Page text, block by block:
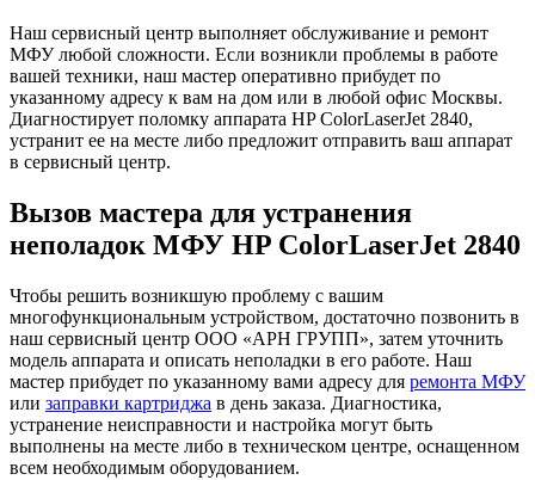
Наш сервисный центр выполняет обслуживание и ремонт
МФУ любой сложности. Если возникли проблемы в работе
вашей техники, наш мастер оперативно прибудет по
указанному адресу к вам на дом или в любой офис Москвы.
Диагностирует поломку аппарата HP ColorLaserJet 2840,
устранит ее на месте либо предложит отправить ваш аппарат
в сервисный центр.
Вызов мастера для устранения
неполадок МФУ HP ColorLaserJet 2840
Чтобы решить возникшую проблему с вашим
многофункциональным устройством, достаточно позвонить в
наш сервисный центр ООО «АРН ГРУПП», затем уточнить
модель аппарата и описать неполадки в его работе. Наш
мастер прибудет по указанному вами адресу для ремонта МФУ
или заправки картриджа в день заказа. Диагностика,
устранение неисправности и настройка могут быть
выполнены на месте либо в техническом центре, оснащенном
всем необходимым оборудованием.